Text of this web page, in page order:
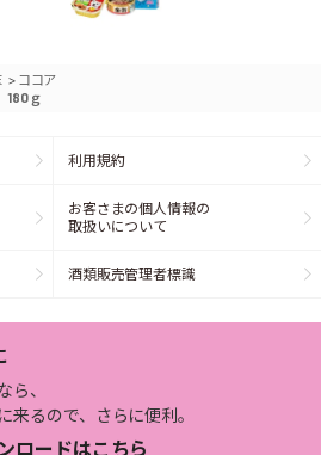
> ココア
180ｇ
利用規約
お客さまの個人情報の
取扱いについて
酒類販売管理者標識
ら、
来るので、さらに便利。
ロードはこちら